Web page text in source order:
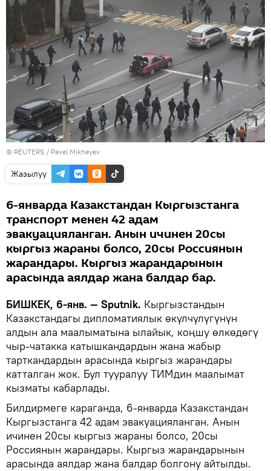
© REUTERS / Pavel Mikheyev
Жазылуу
6-январда Казакстандан Кыргызстанга
транспорт менен 42 адам
эвакуацияланган. Анын ичинен 20сы
кыргыз жараны болсо, 20сы Россиянын
жарандары. Кыргыз жарандарынын
арасында аялдар жана балдар бар.
БИШКЕК, 6-янв. — Sputnik. Кыргызстандын
Казакстандагы дипломатиялык өкүлчүлүгүнүн
алдын ала маалыматына ылайык, коңшу өлкөдөгү
чыр-чатакка катышкандардын жана жабыр
тарткандардын арасында кыргыз жарандары
катталган жок. Бул тууралуу ТИМдин маалымат
кызматы кабарлады.
Билдирмеге караганда, 6-январда Казакстандан
Кыргызстанга 42 адам эвакуацияланган. Анын
ичинен 20сы кыргыз жараны болсо, 20сы
Россиянын жарандары. Кыргыз жарандарынын
арасында аялдар жана балдар болгону айтылды.